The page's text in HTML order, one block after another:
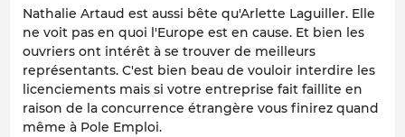
Nathalie Artaud est aussi bête qu'Arlette Laguiller. Elle
ne voit pas en quoi l'Europe est en cause. Et bien les
ouvriers ont intérêt à se trouver de meilleurs
représentants. C'est bien beau de vouloir interdire les
licenciements mais si votre entreprise fait faillite en
raison de la concurrence étrangère vous finirez quand
même à Pole Emploi.